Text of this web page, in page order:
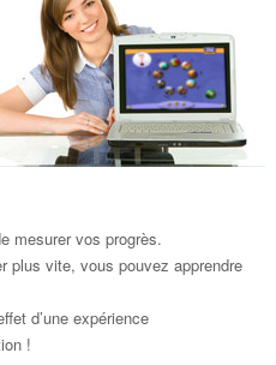
mesurer vos progrès.
plus vite, vous pouvez apprendre
d’une expérience
!